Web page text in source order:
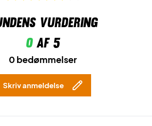
vurdering
0af 5
0 bedømmelser
Skriv anmeldelse